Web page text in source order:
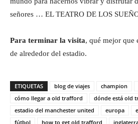
señores … EL TEATRO DE LOS
Para terminar la visita, qué mejor que
de alrededor del estadio.
ETIQUETAS blog de viajes champion
cómo llegar a old trafford
dónde está old
estadio del manchester united
europa
fútbol
how to get old trafford